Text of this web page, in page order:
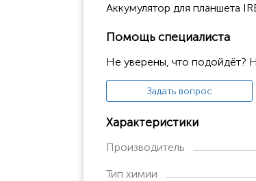
Аккумулятор для планшета
Помощь специалиста
Не уверены, что подойдёт?
Задать вопрос
Характеристики
Производитель
Тип химии